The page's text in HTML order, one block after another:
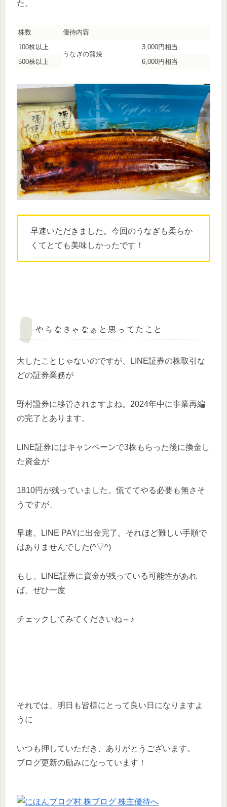
た。
株数
優待内容
100株以上
うなぎの蒲焼
3,000円相当
500株以上
6,000円相当
早速いただきました。今回のうなぎも柔らか
くてとても美味しかったです！
やらなきゃなぁと思ってたこと
大したことじゃないのですが、LINE証券の株取引な
どの証券業務が
野村證券に移管されますよね。2024年中に事業再編
の完了とあります。
LINE証券にはキャンペーンで3株もらった後に換金し
た資金が
1810円が残っていました。慌ててやる必要も無さそ
うですが、
早速、LINE PAYに出金完了。それほど難しい手順で
はありませんでした(^▽^)
もし、LINE証券に資金が残っている可能性があれ
ば、ぜひ一度
チェックしてみてくださいね～♪
それでは、明日も皆様にとって良い日になりますよ
うに
いつも押していただき、ありがとうございます。
ブログ更新の励みになっています！